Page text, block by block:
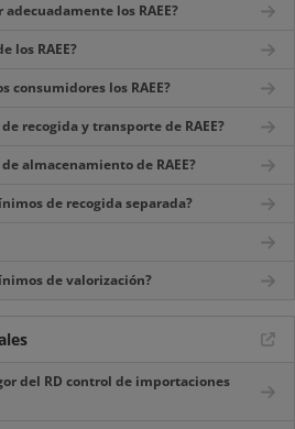
los RAEE?
los RAEE?
consumidores los RAEE?
recogida y transporte de RAEE?
almacenamiento de RAEE?
de recogida separada?
de valorización?
del RD control de importaciones